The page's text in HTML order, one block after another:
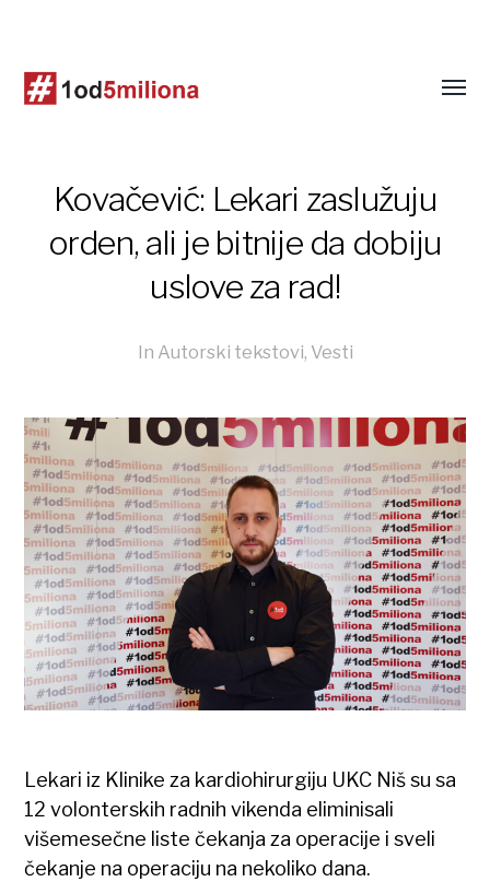
Kovačević: Lekari zaslužuju
orden, ali je bitnije da dobiju
uslove za rad!
In Autorski tekstovi, Vesti
Lekari iz Klinike za kardiohirurgiju UKC Niš su sa
12 volonterskih radnih vikenda eliminisali
višemesečne liste čekanja za operacije i sveli
čekanje na operaciju na nekoliko dana.